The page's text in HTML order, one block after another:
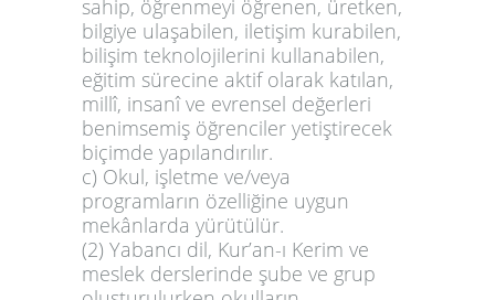
sahip, öğrenmeyi öğrenen, üretken,
bilgiye ulaşabilen, iletişim kurabilen,
bilişim teknolojilerini kullanabilen,
eğitim sürecine aktif olarak katılan,
millî, insanî ve evrensel değerleri
benimsemiş öğrenciler yetiştirecek
biçimde yapılandırılır.
c) Okul, işletme ve/veya
programların özelliğine uygun
mekânlarda yürütülür.
(2) Yabancı dil, Kur’an-ı Kerim ve
meslek derslerinde şube ve grup